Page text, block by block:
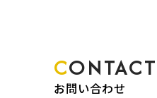
CONTACT
お問い合わせ